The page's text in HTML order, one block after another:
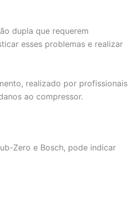
dupla que requerem
esses problemas e realizar
realizado por profissionais
ao compressor.
Zero e Bosch, pode indicar